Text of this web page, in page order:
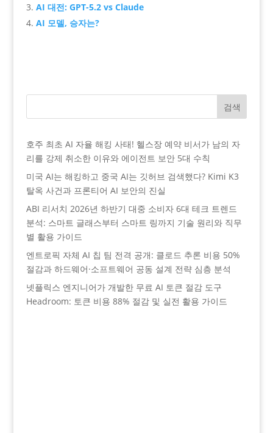
AI 대전: GPT-5.2 vs Claude
AI 모델, 승자는?
검색
호주 최초 AI 자율 해킹 사태! 헬스장 예약 비서가 남의 자
리를 강제 취소한 이유와 에이전트 보안 5대 수칙
미국 AI는 해킹하고 중국 AI는 깃허브 검색했다? Kimi K3
탈옥 사건과 프론티어 AI 보안의 진실
ABI 리서치 2026년 하반기 대중 소비자 6대 테크 트렌드
분석: 스마트 글래스부터 스마트 링까지 기술 원리와 직무
별 활용 가이드
엔트로픽 자체 AI 칩 팀 전격 공개: 클로드 추론 비용 50%
절감과 하드웨어·소프트웨어 공동 설계 전략 심층 분석
넷플릭스 엔지니어가 개발한 무료 AI 토큰 절감 도구
Headroom: 토큰 비용 88% 절감 및 실전 활용 가이드